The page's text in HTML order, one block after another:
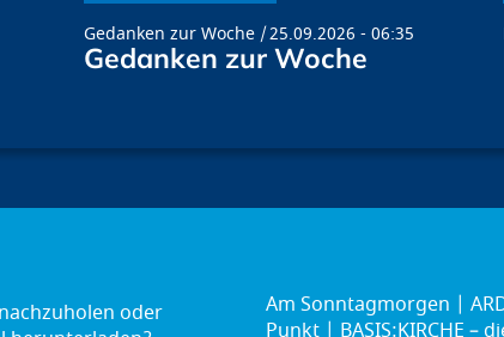
Gedanken zur Woche 25.09.2026 - 06:35
Gedanken zur Woche
Am Sonntagmorgen
Punkt
BASIS:KIRCHE –